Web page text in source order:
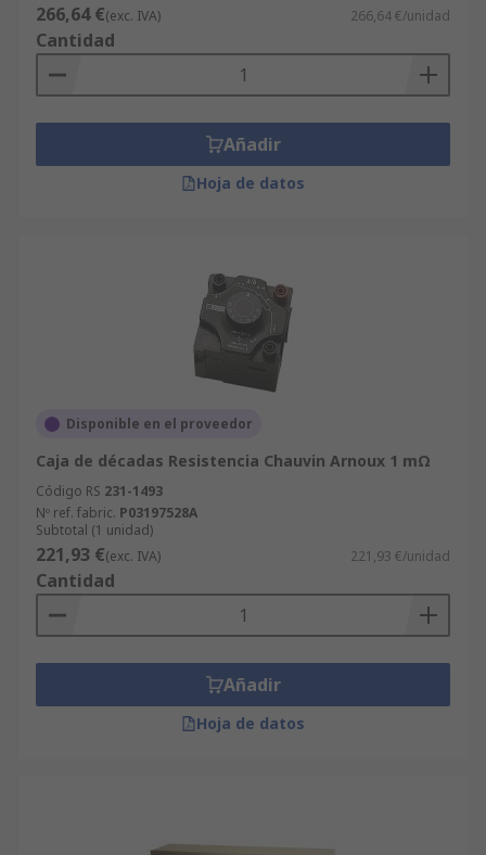
266,64 €(exc. IVA) 266,64 €/unidad
Cantidad
Añadir
Hoja de datos
Disponible en el proveedor
Caja de décadas Resistencia Chauvin Arnoux 1 mΩ
Código RS 231-1493
Nº ref. fabric. P03197528A
Subtotal (1 unidad)
221,93 €(exc. IVA) 221,93 €/unidad
Cantidad
Añadir
Hoja de datos